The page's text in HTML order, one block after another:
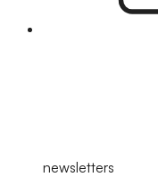
newsletters